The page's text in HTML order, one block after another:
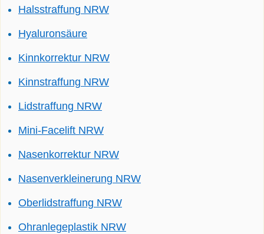
Halsstraffung NRW
Hyaluronsäure
Kinnkorrektur NRW
Kinnstraffung NRW
Lidstraffung NRW
Mini-Facelift NRW
Nasenkorrektur NRW
Nasenverkleinerung NRW
Oberlidstraffung NRW
Ohranlegeplastik NRW